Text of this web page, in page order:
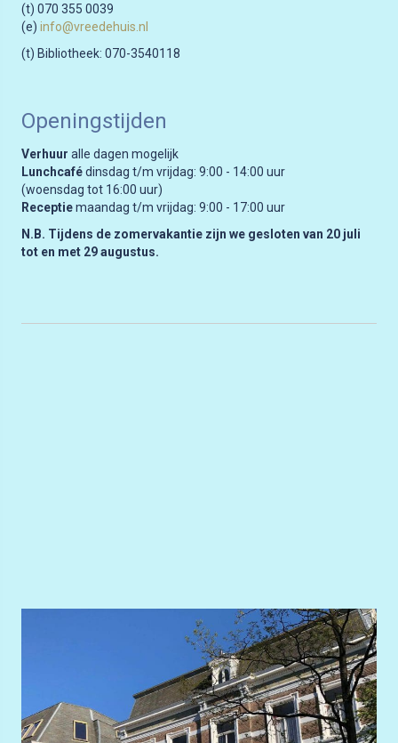
(t) 070 355 0039
(e) info@vreedehuis.nl
(t) Bibliotheek: 070-3540118
Openingstijden
Verhuur alle dagen mogelijk
Lunchcafédinsdag t/m vrijdag: 9:00 - 14:00 uur
(woensdag tot 16:00 uur)
Receptiemaandag t/m vrijdag: 9:00 - 17:00 uur
N.B. Tijdens de zomervakantie zijn we gesloten van 20 juli
tot en met 29 augustus.